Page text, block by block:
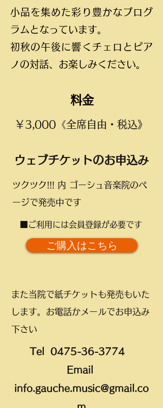
小品を集めた彩り豊かなプログ
ラムとなっています。
初秋の午後に響くチェロとピア
ノの対話、お楽しみください。
​料金
￥3,000《全席自由・税込》
ウェブチケットのお申込み
ツクツク!!! 内 ゴーシュ音楽院のペ
ージで発売中です
■ご利用には会員登録が必要です
ご購入はこちら
また当院で紙チケットも発売もいた
します。お電話かメールでお申込み
下さい
Tel 0475-36-3774
Email
info.gauche.music@gmail.co